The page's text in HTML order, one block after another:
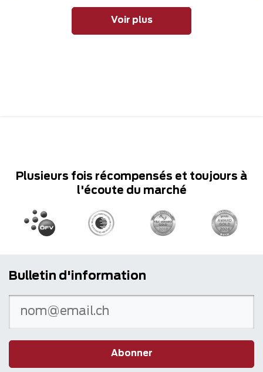
Voir plus
Plusieurs fois récompensés et toujours à
l'écoute du marché
Bulletin d'information
Abonner